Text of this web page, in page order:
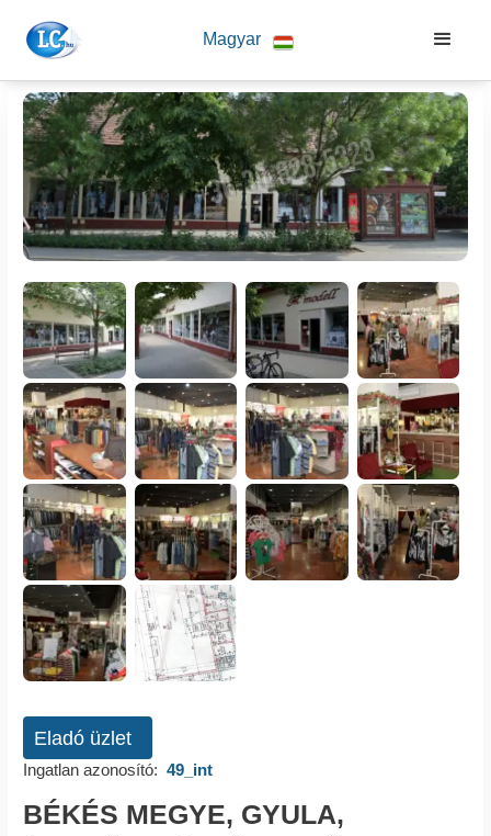
Magyar
Eladó üzlet
Ingatlan azonosító: 49_int
BÉKÉS MEGYE, GYULA,